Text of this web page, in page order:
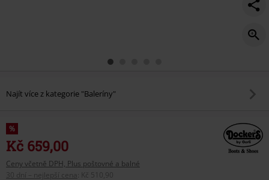
Najít více z kategorie "Baleríny"
%
Kč 659,00
Ceny včetně DPH, Plus poštovné a balné
30 dní – nejlepší cena
Kč 510,90